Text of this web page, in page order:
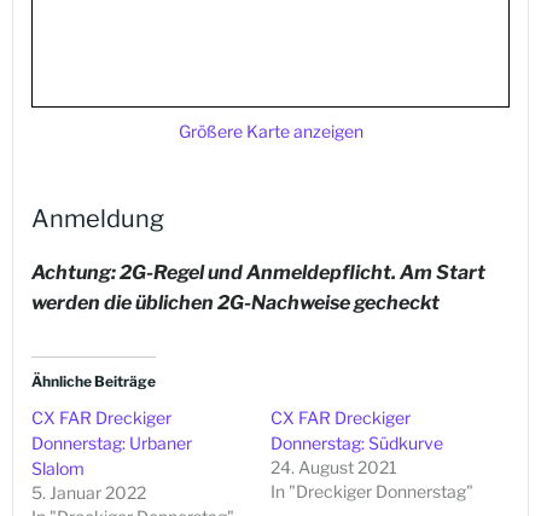
Größere Karte anzeigen
Anmeldung
Achtung: 2G-Regel und Anmeldepflicht. Am Start
werden die üblichen 2G-Nachweise gecheckt
Ähnliche Beiträge
CX FAR Dreckiger
Donnerstag: Urbaner
Slalom
5. Januar 2022
CX FAR Dreckiger
Donnerstag: Südkurve
24. August 2021
In "Dreckiger Donnerstag"